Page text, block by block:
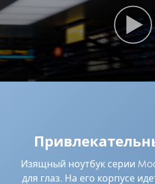
Изящный ноутбук серии
для глаз. На его корпусе